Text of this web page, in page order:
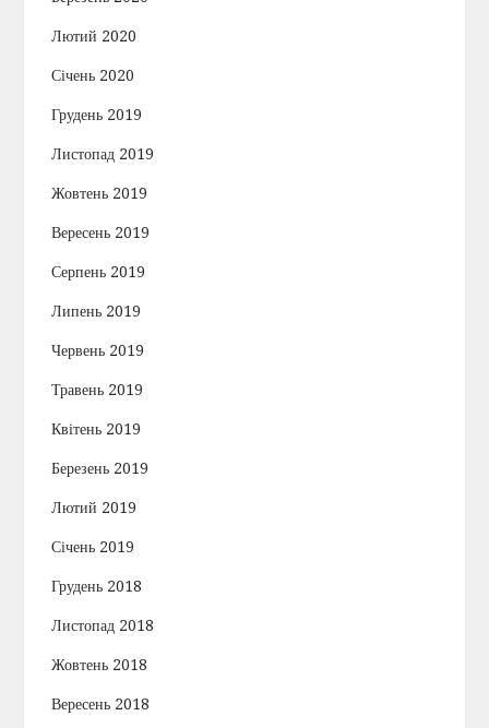
Лютий 2020
Січень 2020
Грудень 2019
Листопад 2019
Жовтень 2019
Вересень 2019
Серпень 2019
Липень 2019
Червень 2019
Травень 2019
Квітень 2019
Березень 2019
Лютий 2019
Січень 2019
Грудень 2018
Листопад 2018
Жовтень 2018
Вересень 2018